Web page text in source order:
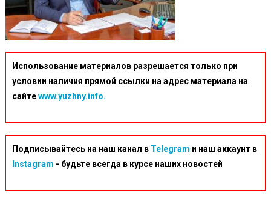
Использование материалов разрешается только при
условии наличия прямой ссылки на адрес материала на
сайтеwww.yuzhny.info.
Подписывайтесь на наш канал в Telegram и наш аккаунт в
Instagram - будьте всегда в курсе наших новостей